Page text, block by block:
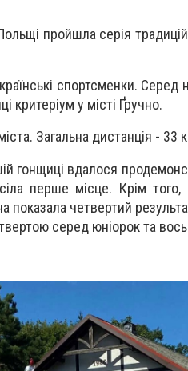
пройшла серія
спортсменки.
критеріум у місті Ґручно.
Загальна дистанція - 33
гонщиці вдалося
перше місце. Крім
показала четвертий
серед юніорок та